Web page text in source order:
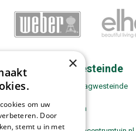
Zwaagwesteinde
Tuincentrum Tuin! Zwaagwesteinde
9271 VH De Westereen
0511-443180
×
om uw
Door
stemt u in met